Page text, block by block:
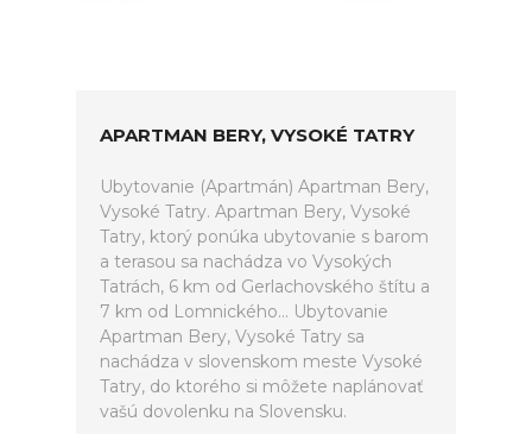
APARTMAN BERY, VYSOKÉ TATRY
Ubytovanie (Apartmán) Apartman Bery,
Vysoké Tatry. Apartman Bery, Vysoké
Tatry, ktorý ponúka ubytovanie s barom
a terasou sa nachádza vo Vysokých
Tatrách, 6 km od Gerlachovského štítu a
7 km od Lomnického... Ubytovanie
Apartman Bery, Vysoké Tatry sa
nachádza v slovenskom meste Vysoké
Tatry, do ktorého si môžete naplánovať
vašú dovolenku na Slovensku.